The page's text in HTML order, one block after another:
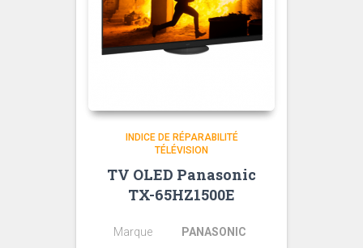
INDICE DE RÉPARABILITÉ
TÉLÉVISION
TV OLED Panasonic
TX-65HZ1500E
Marque PANASONIC